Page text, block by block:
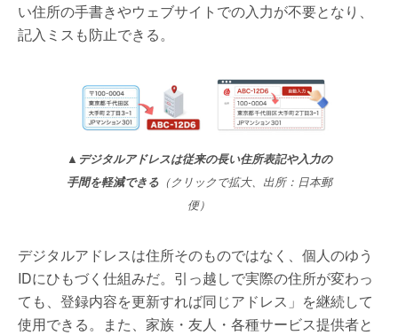
い住所の手書きやウェブサイトでの入力が不要となり、
記入ミスも防止できる。
▲デジタルアドレスは従来の長い住所表記や入力の
手間を軽減できる（クリックで拡大、出所：日本郵
便）
デジタルアドレスは住所そのものではなく、個人のゆう
IDにひもづく仕組みだ。引っ越しで実際の住所が変わっ
ても、登録内容を更新すれば同じアドレス」を継続して
使用できる。また、家族・友人・各種サービス提供者と